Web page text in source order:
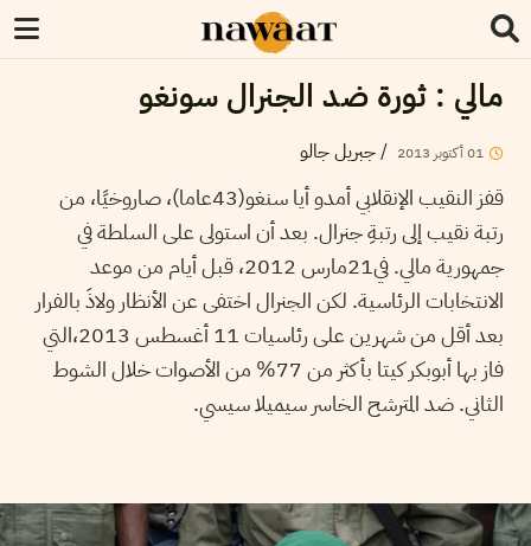
مالي : ثورة ضد الجنرال سونغو
01أكتوبر 2013
/جبريل جالو
قفز النقيب الإنقلابي أمدو أيا سنغو(43عاما)، صاروخيًا، من
رتبة نقيب إلى رتبةِ جنرال. بعد أن استولى على السلطة في
جمهورية مالي. في21مارس 2012، قبل أيام من موعد
الانتخابات الرئاسية. لكن الجنرال اختفى عن الأنظار ولاذَ بالفرار
بعد أقل من شهرين على رئاسيات 11 أغسطس 2013،التي
فاز بها أبوبكر كيتا بأكثر من 77% من الأصوات خلال الشوط
الثاني. ضد المترشح الخاسر سيميلا سيسي.